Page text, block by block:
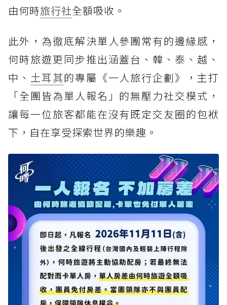
由何時旅行社全額吸收。
此外，為徹底解決單人參團常有的邊緣感，
何時旅遊更同步推出涵蓋台、韓、泰、越、
中、 土耳其的專屬《一人旅行企劃》，主打
「全團皆為單人報名」的無壓力社交模式，
讓每一位旅客都能在沒有既定交友圈的包袱
下，自在享受探索世界的樂趣。